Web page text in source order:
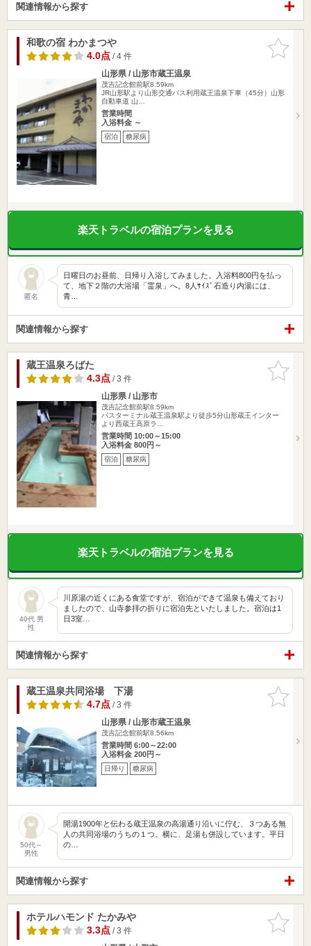
関連情報から探す
お気に入
りに追加
和歌の宿 わかまつや
4.0点/ 4 件
山形県 / 山形市蔵王温泉
茂吉記念館前駅8.59km
JR山形駅より山形交通バス利用蔵王温泉下車（45分）山形
自動車道 山…
営業時間
入浴料金 ～
宿泊 糖尿病
楽天トラベルの宿泊プランを見る
匿名
日曜日のお昼前、日帰り入浴してみました。入浴料800円を払っ
て、地下２階の大浴場「霊泉」へ。8人ｻｲｽﾞ石造り内湯には、
青…
関連情報から探す
お気に入
りに追加
蔵王温泉ろばた
4.3点/ 3 件
山形県 / 山形市
茂吉記念館前駅8.59km
バスターミナル蔵王温泉駅より徒歩5分山形蔵王インター
より西蔵王高原ラ…
営業時間 10:00～15:00
入浴料金 800円～
宿泊 糖尿病
楽天トラベルの宿泊プランを見る
40代 男
性
川原湯の近くにある食堂ですが、宿泊ができて温泉も備えており
ましたので、山寺参拝の折りに宿泊先といたしました。宿泊は1
日3室…
関連情報から探す
お気に入
りに追加
蔵王温泉共同浴場 下湯
4.7点/ 3 件
山形県 / 山形市蔵王温泉
茂吉記念館前駅8.56km
営業時間 6:00～22:00
入浴料金 200円～
日帰り 糖尿病
50代～
男性
開湯1900年と伝わる蔵王温泉の高湯通り沿いに佇む、３つある無
人の共同浴場のうちの１つ。横に、足湯も併設しています。平日
の…
関連情報から探す
お気に入
りに追加
ホテルハモンド たかみや
3.3点/ 3 件